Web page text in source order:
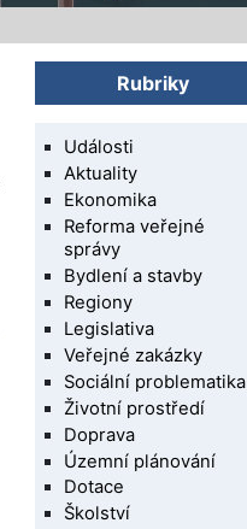
Rubriky
Události
Aktuality
Ekonomika
Reforma veřejné
správy
Bydlení a stavby
Regiony
Legislativa
Veřejné zakázky
Sociální problematika
Životní prostředí
Doprava
Územní plánování
Dotace
Školství